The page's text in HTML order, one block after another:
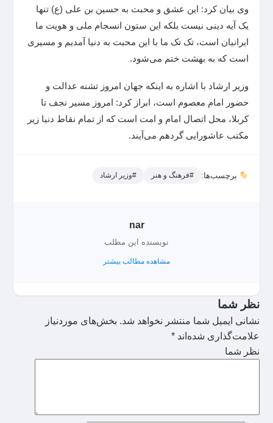
وی بیان کرد: این عشق و محبت به حسین بن علی (ع) تنها
یک آیه دینی نیست بلکه این ستون انسجام ملی و هویت ما
ایرانیان است، تک تک ما با این محبت به دنیا آمدیم و مسیری
است که به بهشت ختم می‌شود.
وزیر ارشاد با اشاره به اینکه جهان امروز تشنه عدالت و
حضور امام معصوم است، ابراز کرد: امروز مسیر نجف تا
کربلا، محل اتصال امام و امت است که از تمام نقاط دنیا زیر
مکتب عاشورایی گردهم می‌آیند.
برچسب‌ها: #فرهنگ و هنر #وزیر ارشاد
nar
نویسنده این مطلب
مشاهده مطالب بیشتر
نظر شما
نشانی ایمیل شما منتشر نخواهد شد. بخش‌های موردنیاز
علامت‌گذاری شده‌اند *
نظر شما